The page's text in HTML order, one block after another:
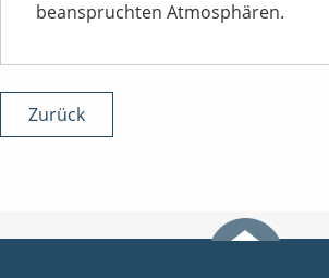
beanspruchten Atmosphären.
Zurück